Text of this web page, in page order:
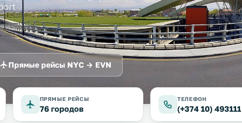
Прямые рейсы NYC → EVN
ПРЯМЫЕ РЕЙСЫ
76 городов
ТЕЛЕФОН
(+374 10) 493111